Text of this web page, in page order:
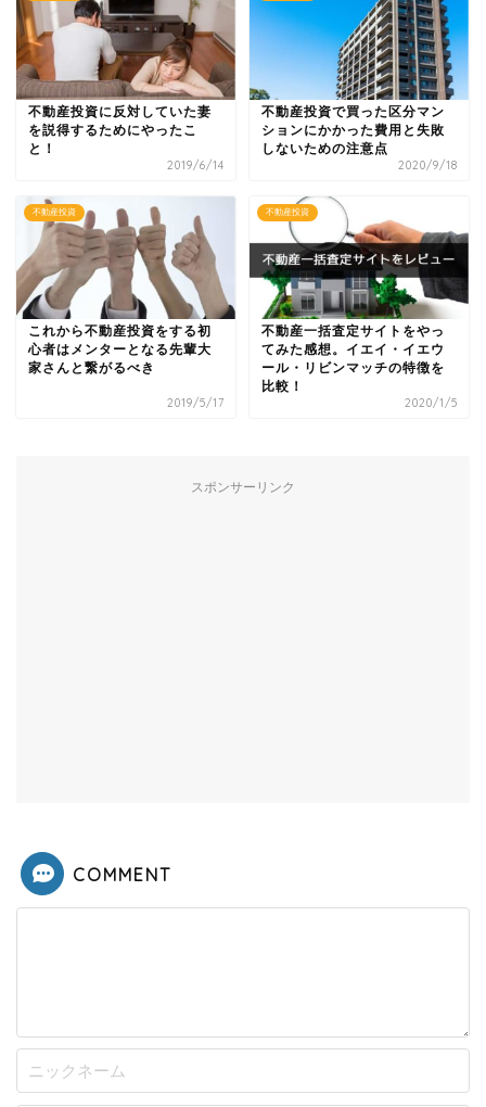
不動産投資に反対していた妻
を説得するためにやったこ
と！
2019/6/14
不動産投資で買った区分マン
ションにかかった費用と失敗
しないための注意点
2020/9/18
不動産投資
これから不動産投資をする初
心者はメンターとなる先輩大
家さんと繋がるべき
2019/5/17
不動産投資
不動産一括査定サイトをやっ
てみた感想。イエイ・イエウ
ール・リビンマッチの特徴を
比較！
2020/1/5
スポンサーリンク
COMMENT